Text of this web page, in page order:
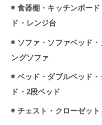
◉ 食器棚・キッチンボー
ド・レンジ台
◉ ソファ・ソファベッド
ングソファ
◉ ベッド・ダブルベッド
ド・2段ベッド
◉ チェスト・クローゼッ